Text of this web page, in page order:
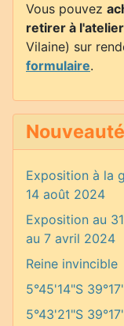
Vous pouvez
retirer à l'atelier
Vilaine) sur
formulaire.
Exposition à la
14 août 2024
Exposition au
au 7 avril 2024
Reine invincible
5°45'14"S
5°43'21"S